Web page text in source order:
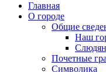
Главная
О городе
Общие
Наш
Почетные
Символика